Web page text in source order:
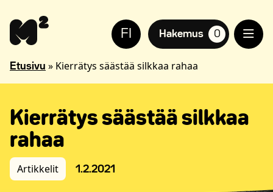
sisältöön
sivuston
käyttöön
FI Hakemus
suosikkiasuntoja,
0
Etusivu » Kierrätys säästää silkkaa rahaa
Kierrätys säästää silkkaa
rahaa
Artikkelit 1.2.2021